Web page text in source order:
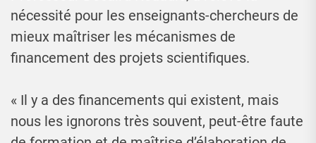
nécessité pour les enseignants-chercheurs de
mieux maîtriser les mécanismes de
financement des projets scientifiques.
« Il y a des financements qui existent, mais
nous les ignorons très souvent, peut-être faute